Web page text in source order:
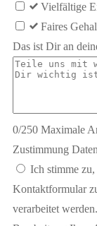
Vielfältige
Faires
Das ist Dir an
0/250 Maximale
Zustimmung
Ich stimme zu,
Kontaktformular
verarbeitet